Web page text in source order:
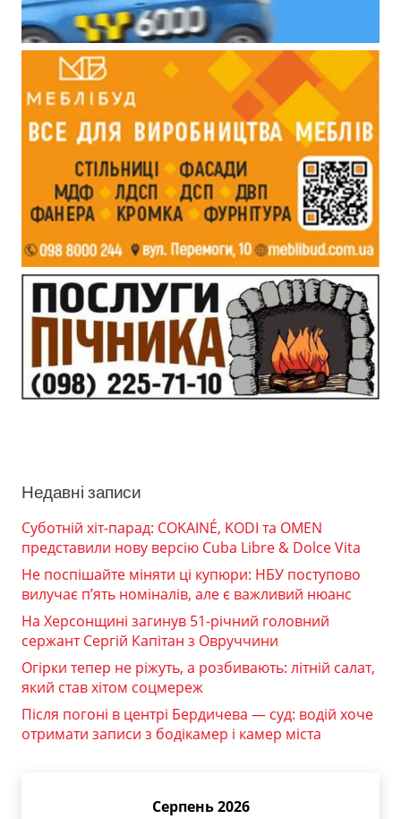
Недавні записи
Суботній хіт-парад: COKAINÉ, KODI та OMEN
представили нову версію Cuba Libre & Dolce Vita
Не поспішайте міняти ці купюри: НБУ поступово
вилучає п’ять номіналів, але є важливий нюанс
На Херсонщині загинув 51-річний головний
сержант Сергій Капітан з Овруччини
Огірки тепер не ріжуть, а розбивають: літній салат,
який став хітом соцмереж
Після погоні в центрі Бердичева — суд: водій хоче
отримати записи з бодікамер і камер міста
Серпень 2026